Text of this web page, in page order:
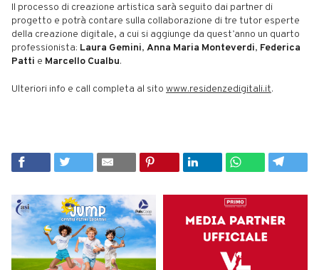
Il processo di creazione artistica sarà seguito dai partner di
progetto e potrà contare sulla collaborazione di tre tutor esperte
della creazione digitale, a cui si aggiunge da quest’anno un quarto
professionista: Laura Gemini, Anna Maria Monteverdi, Federica
Patti e Marcello Cualbu.
Ulteriori info e call completa al sito www.residenzedigitali.it.